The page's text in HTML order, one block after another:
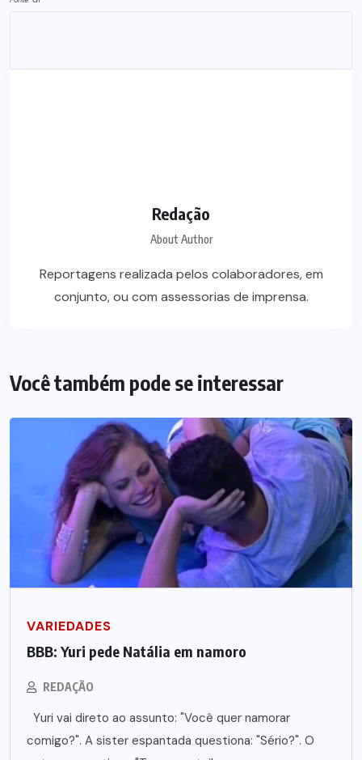
Redação
About Author
Reportagens realizada pelos colaboradores, em
conjunto, ou com assessorias de imprensa.
Você também pode se interessar
VARIEDADES
BBB: Yuri pede Natália em namoro
REDAÇÃO
Yuri vai direto ao assunto: "Você quer namorar
comigo?". A sister espantada questiona: "Sério?". O